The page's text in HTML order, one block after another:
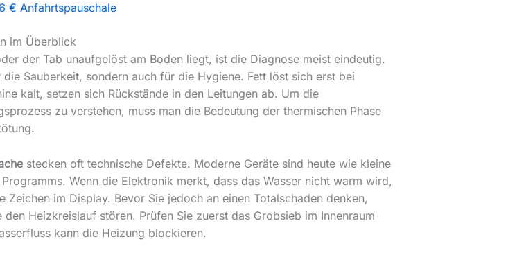
€ Anfahrtspauschale
im Überblick
der Tab unaufgelöst am Boden liegt, ist die Diagnose meist eindeutig.
Sauberkeit, sondern auch für die Hygiene. Fett löst sich erst bei
kalt, setzen sich Rückstände in den Leitungen ab. Um die
zu verstehen, muss man die Bedeutung der thermischen Phase
stecken oft technische Defekte. Moderne Geräte sind heute wie kleine
Wenn die Elektronik merkt, dass das Wasser nicht warm wird,
im Display. Bevor Sie jedoch an einen Totalschaden denken,
Heizkreislauf stören. Prüfen Sie zuerst das Grobsieb im Innenraum
kann die Heizung blockieren.